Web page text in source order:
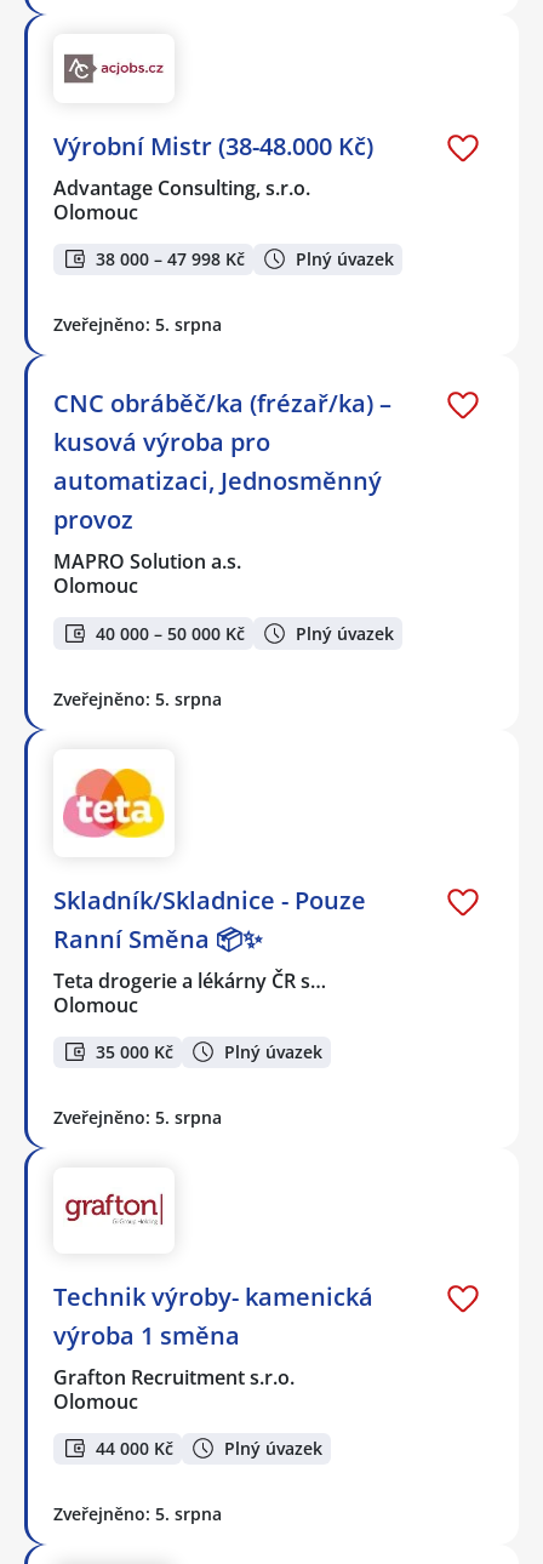
Výrobní Mistr (38-48.000 Kč)
Advantage Consulting, s.r.o.
Olomouc
38 000 – 47 998 Kč Plný úvazek
Zveřejněno: 5. srpna
CNC obráběč/ka (frézař/ka) –
kusová výroba pro
automatizaci, Jednosměnný
provoz
MAPRO Solution a.s.
Olomouc
40 000 – 50 000 Kč Plný úvazek
Zveřejněno: 5. srpna
Skladník/Skladnice - Pouze
Ranní Směna 📦✨
Teta drogerie a lékárny ČR s…
Olomouc
35 000 Kč Plný úvazek
Zveřejněno: 5. srpna
Technik výroby- kamenická
výroba 1 směna
Grafton Recruitment s.r.o.
Olomouc
44 000 Kč Plný úvazek
Zveřejněno: 5. srpna